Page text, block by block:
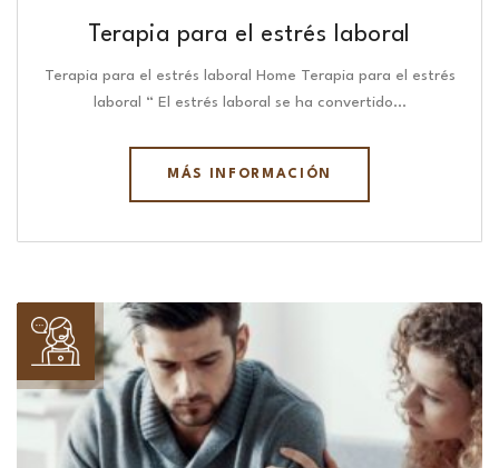
Terapia para el estrés laboral
Terapia para el estrés laboral Home Terapia para el estrés
laboral “ El estrés laboral se ha convertido…
MÁS INFORMACIÓN